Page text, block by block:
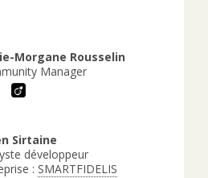
Morgane Rousselin
Manager
Sirtaine
développeur
: SMARTFIDELIS